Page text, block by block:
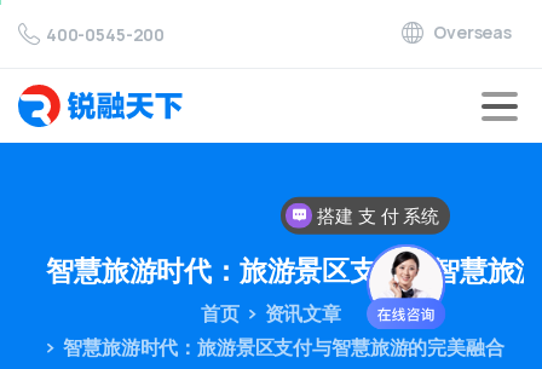
400-0545-200 Overseas
智慧旅游时代：旅游景区支付与智慧旅
首页
资讯文章
智慧旅游时代：旅游景区支付与智慧旅游的完美融合
搭建 支 付 系统